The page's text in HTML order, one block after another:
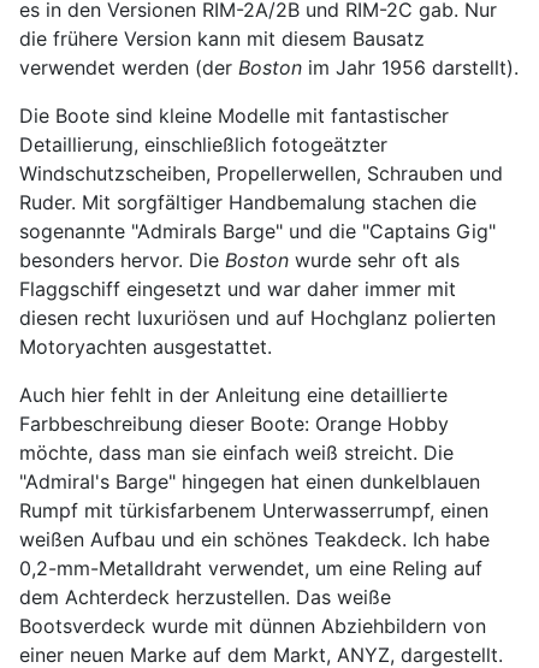
es in den Versionen RIM-2A/2B und RIM-2C gab. Nur
die frühere Version kann mit diesem Bausatz
verwendet werden (der Boston im Jahr 1956 darstellt).
Die Boote sind kleine Modelle mit fantastischer
Detaillierung, einschließlich fotogeätzter
Windschutzscheiben, Propellerwellen, Schrauben und
Ruder. Mit sorgfältiger Handbemalung stachen die
sogenannte "Admirals Barge" und die "Captains Gig"
besonders hervor. Die Boston wurde sehr oft als
Flaggschiff eingesetzt und war daher immer mit
diesen recht luxuriösen und auf Hochglanz polierten
Motoryachten ausgestattet.
Auch hier fehlt in der Anleitung eine detaillierte
Farbbeschreibung dieser Boote: Orange Hobby
möchte, dass man sie einfach weiß streicht. Die
"Admiral's Barge" hingegen hat einen dunkelblauen
Rumpf mit türkisfarbenem Unterwasserrumpf, einen
weißen Aufbau und ein schönes Teakdeck. Ich habe
0,2-mm-Metalldraht verwendet, um eine Reling auf
dem Achterdeck herzustellen. Das weiße
Bootsverdeck wurde mit dünnen Abziehbildern von
einer neuen Marke auf dem Markt, ANYZ, dargestellt.